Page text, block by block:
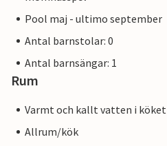
Pool maj - ultimo september
Antal barnstolar: 0
Antal barnsängar: 1
Rum
Varmt och kallt vatten i köket
Allrum/kök